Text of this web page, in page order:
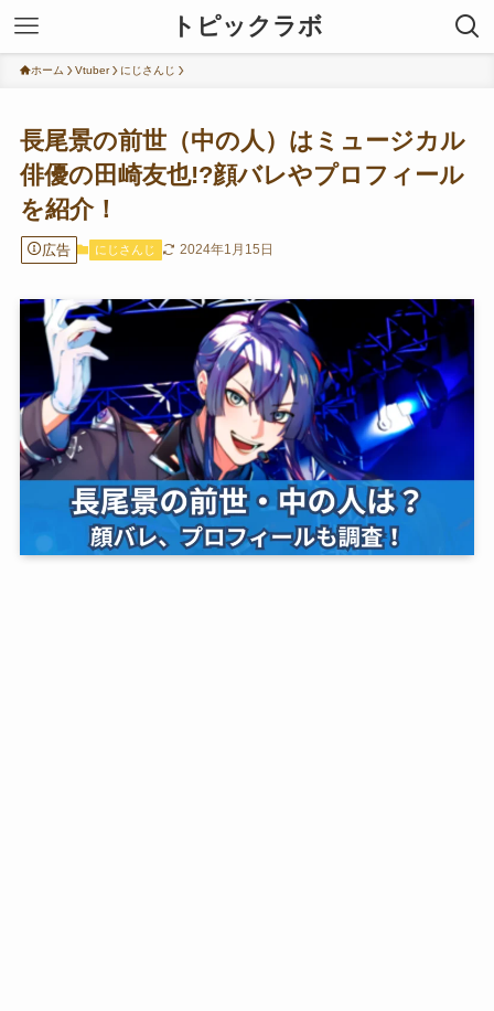
トピックラボ
ホーム Vtuber にじさんじ
長尾景の前世（中の人）はミュージカル
俳優の田崎友也!?顔バレやプロフィール
を紹介！
広告 にじさんじ 2024年1月15日